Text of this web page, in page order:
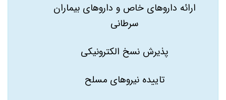
ارائه داروهای خاص و داروهای بیماران
سرطانی
پذیرش نسخ الکترونیکی
تاییده نیروهای مسلح